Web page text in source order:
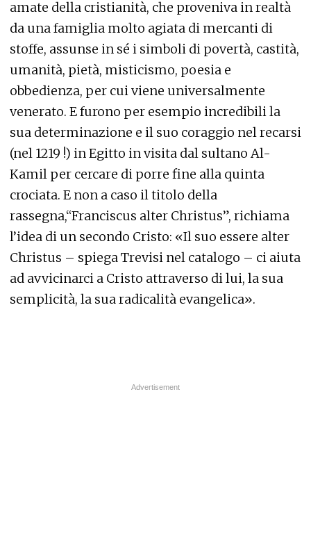
amate della cristianità, che proveniva in realtà
da una famiglia molto agiata di mercanti di
stoffe, assunse in sé i simboli di povertà, castità,
umanità, pietà, misticismo, poesia e
obbedienza, per cui viene universalmente
venerato. E furono per esempio incredibili la
sua determinazione e il suo coraggio nel recarsi
(nel 1219 !) in Egitto in visita dal sultano Al-
Kamil per cercare di porre fine alla quinta
crociata. E non a caso il titolo della
rassegna,“Franciscus alter Christus”, richiama
l’idea di un secondo Cristo: «Il suo essere alter
Christus – spiega Trevisi nel catalogo – ci aiuta
ad avvicinarci a Cristo attraverso di lui, la sua
semplicità, la sua radicalità evangelica».